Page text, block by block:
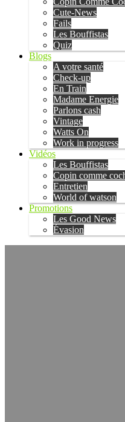
Cute-News
Fails
Les Bouffistas
Quiz
Blogs
A votre santé
Check-up
En Train
Madame Energie
Parlons cash
Vintage
Watts On
Work in progress
Vidéos
Les Bouffistas
Copin comme
Entretien
World of watson
Promotions
Les Good News
Évasion